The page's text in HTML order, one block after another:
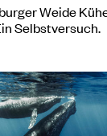
Weide
Selbstversuch.